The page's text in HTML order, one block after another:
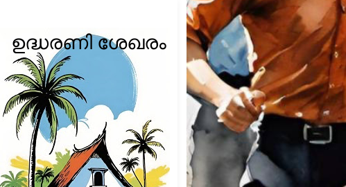
ഉദ്ധരണി ശേഖരം